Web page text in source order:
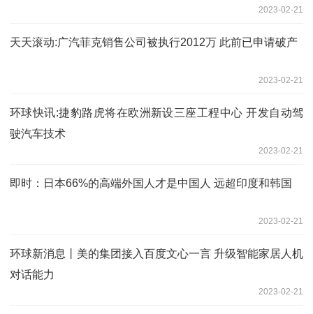
2023-02-21
天天滚动:广汽菲克销售公司被执行2012万 此前已申请破产
2023-02-21
环球快讯:捷豹路虎将在欧洲新设三座工程中心 开发自动驾
驶汽车技术
2023-02-21
即时：日本66%的高端外国人才是中国人 远超印度和韩国
2023-02-21
环球新消息丨美的集团接入百度文心一言 升级智能家居人机
对话能力
2023-02-21